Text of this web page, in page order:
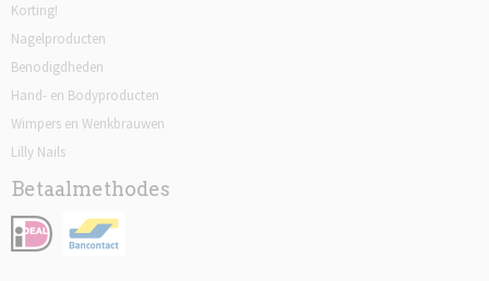
Korting!
Nagelproducten
Benodigdheden
Hand- en Bodyproducten
Wimpers en Wenkbrauwen
Lilly Nails
Betaalmethodes